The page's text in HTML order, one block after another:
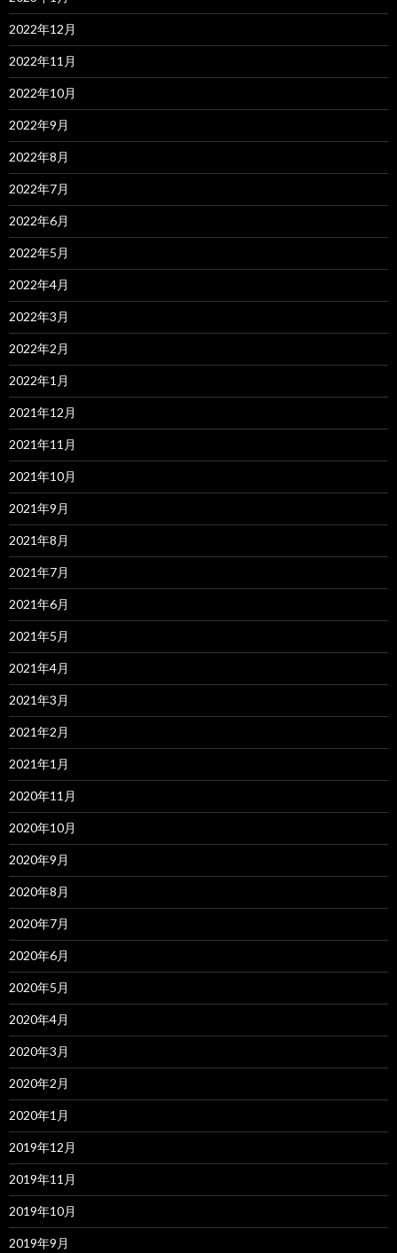
2022年12月
2022年11月
2022年10月
2022年9月
2022年8月
2022年7月
2022年6月
2022年5月
2022年4月
2022年3月
2022年2月
2022年1月
2021年12月
2021年11月
2021年10月
2021年9月
2021年8月
2021年7月
2021年6月
2021年5月
2021年4月
2021年3月
2021年2月
2021年1月
2020年11月
2020年10月
2020年9月
2020年8月
2020年7月
2020年6月
2020年5月
2020年4月
2020年3月
2020年2月
2020年1月
2019年12月
2019年11月
2019年10月
2019年9月